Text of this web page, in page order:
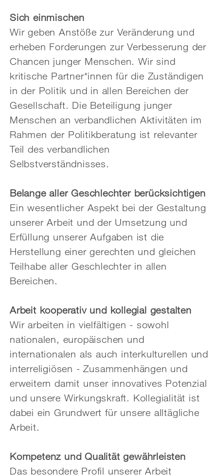
Sich einmischen
Wir geben Anstöße zur Veränderung und
erheben Forderungen zur Verbesserung der
Chancen junger Menschen. Wir sind
kritische Partner*innen für die Zuständigen
in der Politik und in allen Bereichen der
Gesellschaft. Die Beteiligung junger
Menschen an verbandlichen Aktivitäten im
Rahmen der Politikberatung ist relevanter
Teil des verbandlichen
Selbstverständnisses.
Belange aller Geschlechter berücksichtigen
Ein wesentlicher Aspekt bei der Gestaltung
unserer Arbeit und der Umsetzung und
Erfüllung unserer Aufgaben ist die
Herstellung einer gerechten und gleichen
Teilhabe aller Geschlechter in allen
Bereichen.
Arbeit kooperativ und kollegial gestalten
Wir arbeiten in vielfältigen - sowohl
nationalen, europäischen und
internationalen als auch interkulturellen und
interreligiösen - Zusammenhängen und
erweitern damit unser innovatives Potenzial
und unsere Wirkungskraft. Kollegialität ist
dabei ein Grundwert für unsere alltägliche
Arbeit.
Kompetenz und Qualität gewährleisten
Das besondere Profil unserer Arbeit